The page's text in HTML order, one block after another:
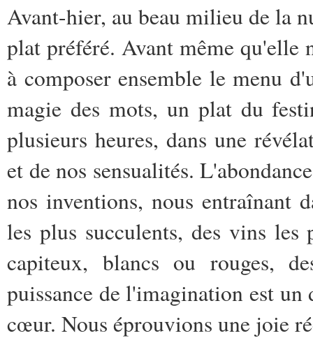
Avant-hier, au beau milieu de la
plat préféré. Avant même qu'elle
à composer ensemble le menu
magie des mots, un plat du
plusieurs heures, dans une
et de nos sensualités.
nos inventions, nous entraînant
les plus succulents, des vins
capiteux, blancs ou rouges,
puissance de l'imagination est
cœur. Nous éprouvions une joie